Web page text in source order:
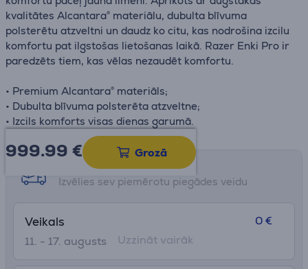
kvalitātes Alcantara® materiālu, dubulta blīvuma
polsterētu atzveltni un daudz ko citu, kas nodrošina izcilu
komfortu pat ilgstošas lietošanas laikā. Razer Enki Pro ir
paredzēts tiem, kas vēlas nezaudēt komfortu.
• Premium Alcantara® materiāls;
• Dubulta blīvuma polsterēta atzveltne;
• Izcils komforts visas dienas garumā.
999.99 € Grozā
Saņemšanas iespējas
Izvēlies sev piemērotu piegādes veidu
Veikals
11. - 17. augusts
0 €
Uzzināt vairāk